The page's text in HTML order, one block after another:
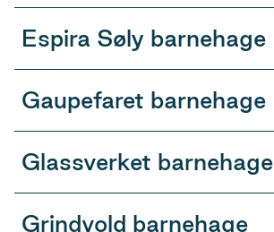
Espira Søly barnehage
Gaupefaret barnehage
Glassverket barnehage
Grindvold barnehage